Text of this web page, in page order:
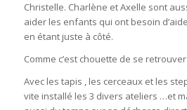
Christelle. Charlène et Axelle sont
aider les enfants qui ont besoin
en étant juste à côté.
Comme c’est chouette de se
Avec les tapis , les cerceaux et les
vite installé les 3 divers ateliers …et